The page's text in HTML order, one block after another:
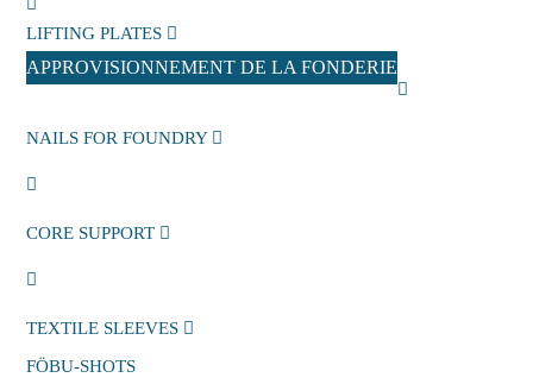
LIFTING PLATES
APPROVISIONNEMENT DE LA FONDERIE
NAILS FOR FOUNDRY
CORE SUPPORT
TEXTILE SLEEVES
FÖBU-SHOTS